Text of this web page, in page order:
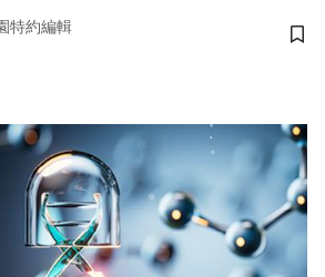
特約編輯
儲